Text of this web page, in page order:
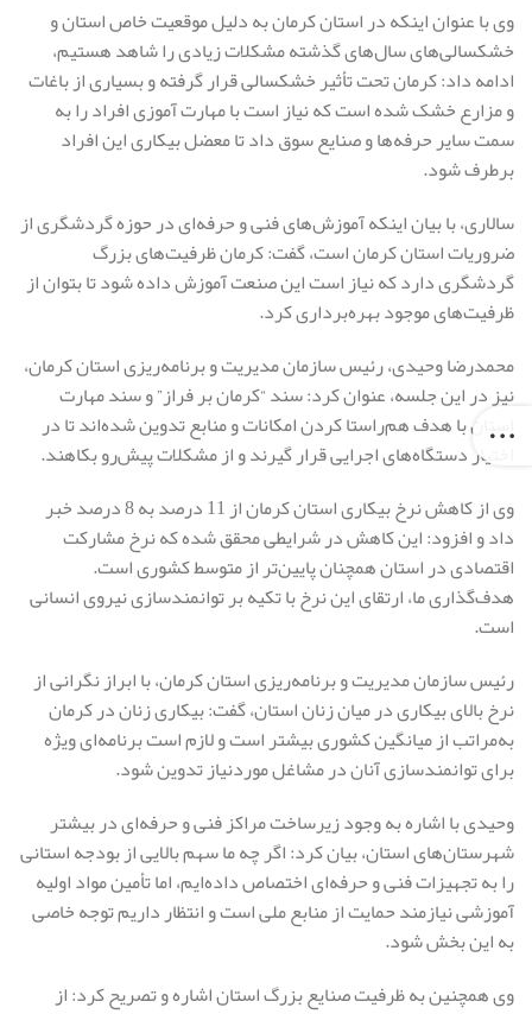
وی با عنوان اینکه در استان کرمان به دلیل موقعیت خاص استان و
خشکسالی‌های سال‌های گذشته مشکلات زیادی را شاهد هستیم،
ادامه داد: کرمان تحت تأثیر خشکسالی قرار گرفته و بسیاری از باغات
و مزارع خشک شده است که نیاز است با مهارت آموزی افراد را به
سمت سایر حرفه‌ها و صنایع سوق داد تا معضل بیکاری این افراد
برطرف شود.
سالاری، با بیان اینکه آموزش‌های فنی و حرفه‌ای در حوزه گردشگری از
ضروریات استان کرمان است، گفت: کرمان ظرفیت‌های بزرگ
گردشگری دارد که نیاز است این صنعت آموزش داده شود تا بتوان از
ظرفیت‌های موجود بهره‌برداری کرد.
محمدرضا وحیدی، رئیس سازمان مدیریت و برنامه‌ریزی استان کرمان،
نیز در این جلسه، عنوان کرد: سند “کرمان بر فراز” و سند مهارت
استان با هدف هم‌راستا کردن امکانات و منابع تدوین شده‌اند تا در
اختیار دستگاه‌های اجرایی قرار گیرند و از مشکلات پیش‌رو بکاهند.
وی از کاهش نرخ بیکاری استان کرمان از 11 درصد به 8 درصد خبر
داد و افزود: این کاهش در شرایطی محقق شده که نرخ مشارکت
اقتصادی در استان همچنان پایین‌تر از متوسط کشوری است.
هدف‌گذاری ما، ارتقای این نرخ با تکیه بر توانمندسازی نیروی انسانی
است.
رئیس سازمان مدیریت و برنامه‌ریزی استان کرمان، با ابراز نگرانی از
نرخ بالای بیکاری در میان زنان استان، گفت: بیکاری زنان در کرمان
به‌مراتب از میانگین کشوری بیشتر است و لازم است برنامه‌ای ویژه
برای توانمندسازی آنان در مشاغل موردنیاز تدوین شود.
وحیدی با اشاره به وجود زیرساخت مراکز فنی و حرفه‌ای در بیشتر
شهرستان‌های استان، بیان کرد: اگر چه ما سهم بالایی از بودجه استانی
را به تجهیزات فنی و حرفه‌ای اختصاص داده‌ایم، اما تأمین مواد اولیه
آموزشی نیازمند حمایت از منابع ملی است و انتظار داریم توجه خاصی
به این بخش شود.
وی همچنین به ظرفیت صنایع بزرگ استان اشاره و تصریح کرد: از